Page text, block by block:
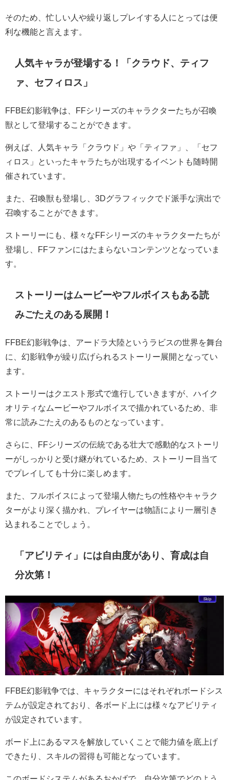
そのため、忙しい人や繰り返しプレイする人にとっては便
利な機能と言えます。
人気キャラが登場する！「クラウド、ティフ
ァ、セフィロス」
FFBE幻影戦争は、FFシリーズのキャラクターたちが召喚
獣として登場することができます。
例えば、人気キャラ「クラウド」や「ティファ」、「セフ
ィロス」といったキャラたちが出現するイベントも随時開
催されています。
また、召喚獣も登場し、3Dグラフィックでド派手な演出で
召喚することができます。
ストーリーにも、様々なFFシリーズのキャラクターたちが
登場し、FFファンにはたまらないコンテンツとなっていま
す。
ストーリーはムービーやフルボイスもある読
みごたえのある展開！
FFBE幻影戦争は、アードラ大陸というラビスの世界を舞台
に、幻影戦争が繰り広げられるストーリー展開となってい
ます。
ストーリーはクエスト形式で進行していきますが、ハイク
オリティなムービーやフルボイスで描かれているため、非
常に読みごたえのあるものとなっています。
さらに、FFシリーズの伝統である壮大で感動的なストーリ
ーがしっかりと受け継がれているため、ストーリー目当て
でプレイしても十分に楽しめます。
また、フルボイスによって登場人物たちの性格やキャラク
ターがより深く描かれ、プレイヤーは物語により一層引き
込まれることでしょう。
「アビリティ」には自由度があり、育成は自
分次第！
FFBE幻影戦争では、キャラクターにはそれぞれボードシス
テムが設定されており、各ボード上には様々なアビリティ
が設定されています。
ボード上にあるマスを解放していくことで能力値を底上げ
できたり、スキルの習得も可能となっています。